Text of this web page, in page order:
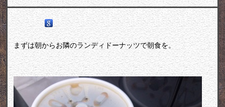
まずは朝からお隣のランディドーナッツで朝食を。